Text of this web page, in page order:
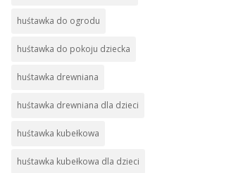
huśtawka do ogrodu
huśtawka do pokoju dziecka
huśtawka drewniana
huśtawka drewniana dla dzieci
huśtawka kubełkowa
huśtawka kubełkowa dla dzieci